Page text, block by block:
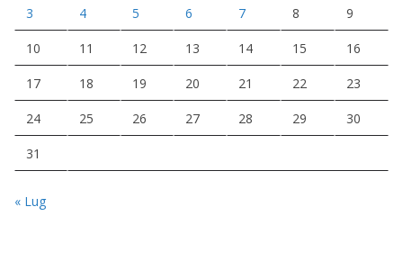
3 4 5 6 7 8 9
10 11 12 13 14 15 16
17 18 19 20 21 22 23
24 25 26 27 28 29 30
31
« Lug